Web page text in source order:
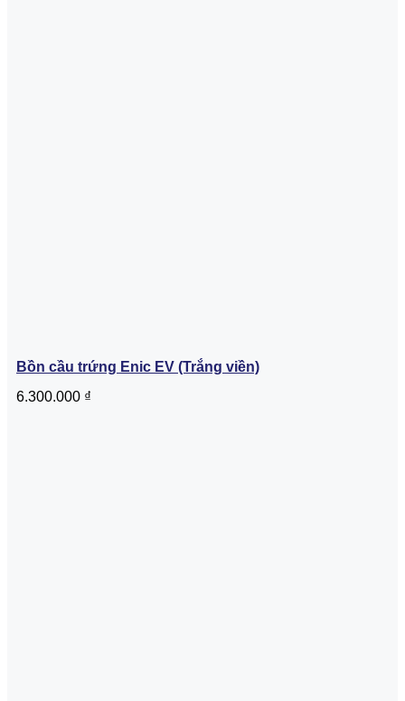
Bồn cầu trứng Enic EV (Trắng viền)
6.300.000 ₫